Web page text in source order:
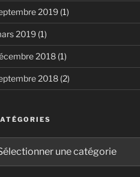
2019(1)
2019(1)
2018(1)
2018(2)